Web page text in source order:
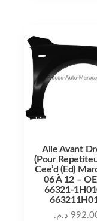
Aile Avant
(Pour
Cee’d (Ed)
06 À 12 –
66321-
د.م.